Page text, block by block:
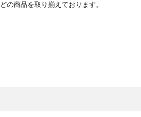
の商品を取り揃えております。